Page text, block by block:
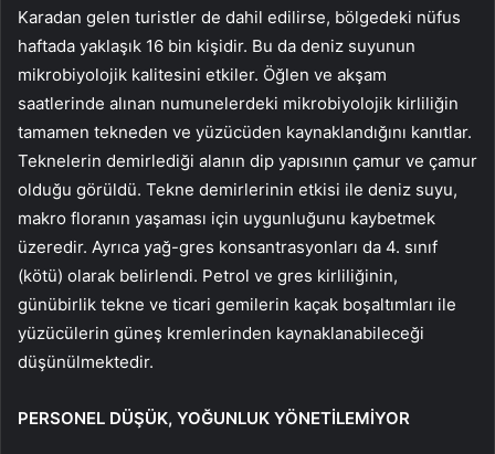
Karadan gelen turistler de dahil edilirse, bölgedeki nüfus
haftada yaklaşık 16 bin kişidir. Bu da deniz suyunun
mikrobiyolojik kalitesini etkiler. Öğlen ve akşam
saatlerinde alınan numunelerdeki mikrobiyolojik kirliliğin
tamamen tekneden ve yüzücüden kaynaklandığını kanıtlar.
Teknelerin demirlediği alanın dip yapısının çamur ve çamur
olduğu görüldü. Tekne demirlerinin etkisi ile deniz suyu,
makro floranın yaşaması için uygunluğunu kaybetmek
üzeredir. Ayrıca yağ-gres konsantrasyonları da 4. sınıf
(kötü) olarak belirlendi. Petrol ve gres kirliliğinin,
günübirlik tekne ve ticari gemilerin kaçak boşaltımları ile
yüzücülerin güneş kremlerinden kaynaklanabileceği
düşünülmektedir.
PERSONEL DÜŞÜK, YOĞUNLUK YÖNETİLEMİYOR